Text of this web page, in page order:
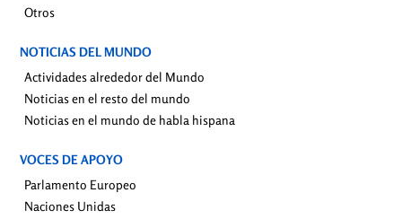
Otros
NOTICIAS DEL MUNDO
Actividades alrededor del Mundo
Noticias en el resto del mundo
Noticias en el mundo de habla hispana
VOCES DE APOYO
Parlamento Europeo
Naciones Unidas